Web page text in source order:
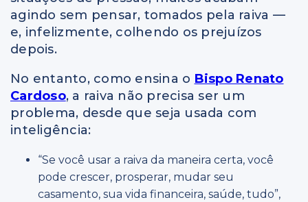
agindo sem pensar, tomados pela raiva —
e, infelizmente, colhendo os prejuízos
depois.
No entanto, como ensina o Bispo Renato
Cardoso, a raiva não precisa ser um
problema, desde que seja usada com
inteligência:
“Se você usar a raiva da maneira certa, você
pode crescer, prosperar, mudar seu
casamento, sua vida financeira, saúde, tudo”,